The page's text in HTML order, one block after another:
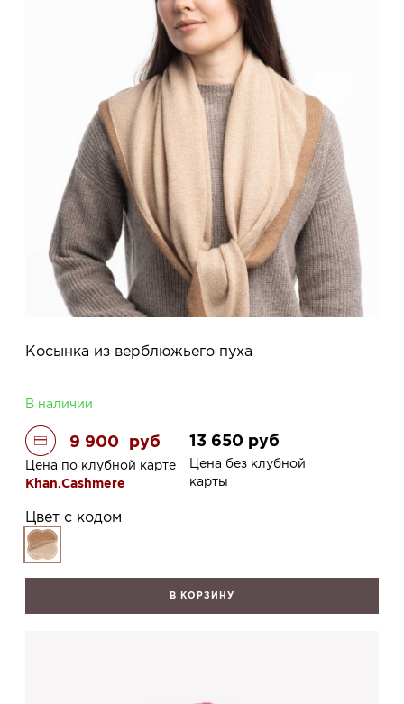
Косынка из верблюжьего пуха
В наличии
9 900 руб
Цена по клубной карте
Khan.Cashmere
13 650 руб
Цена без клубной
карты
Цвет с кодом
В КОРЗИНУ